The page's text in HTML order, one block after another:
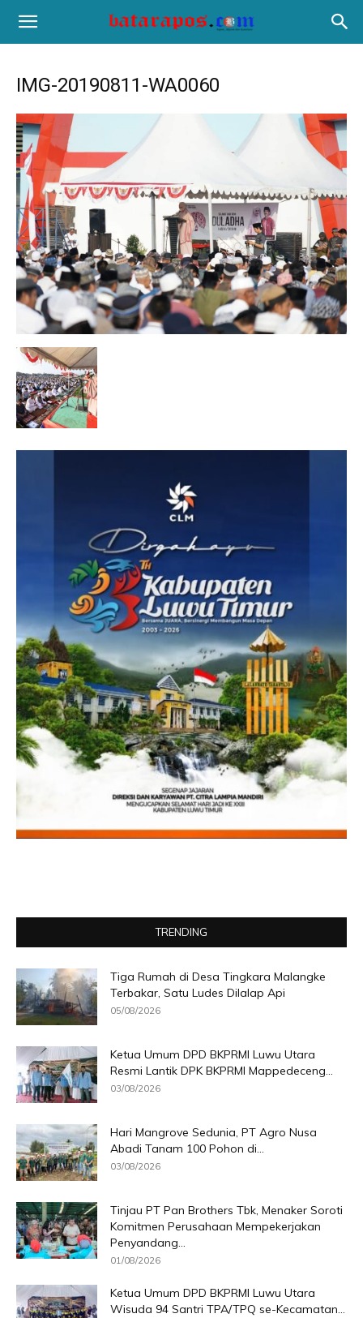
IMG-20190811-WA0060
TRENDING
Tiga Rumah di Desa Tingkara Malangke
Terbakar, Satu Ludes Dilalap Api
05/08/2026
Ketua Umum DPD BKPRMI Luwu Utara
Resmi Lantik DPK BKPRMI Mappedeceng...
03/08/2026
Hari Mangrove Sedunia, PT Agro Nusa
Abadi Tanam 100 Pohon di...
03/08/2026
Tinjau PT Pan Brothers Tbk, Menaker Soroti
Komitmen Perusahaan Mempekerjakan
Penyandang...
01/08/2026
Ketua Umum DPD BKPRMI Luwu Utara
Wisuda 94 Santri TPA/TPQ se-Kecamatan...